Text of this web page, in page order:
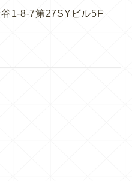
1-8-7第27SYビル5F